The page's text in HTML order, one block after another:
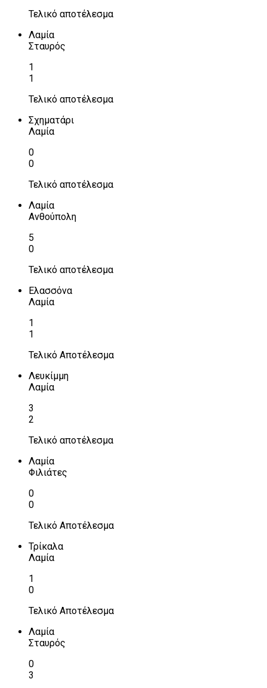
Τελικό αποτέλεσμα
Λαμία
Σταυρός
1
1
Τελικό αποτέλεσμα
Σχηματάρι
Λαμία
0
0
Τελικό αποτέλεσμα
Λαμία
Ανθούπολη
5
0
Τελικό αποτέλεσμα
Ελασσόνα
Λαμία
1
1
Τελικό Αποτέλεσμα
Λευκίμμη
Λαμία
3
2
Τελικό αποτέλεσμα
Λαμία
Φιλιάτες
0
0
Τελικό Αποτέλεσμα
Τρίκαλα
Λαμία
1
0
Τελικό Αποτέλεσμα
Λαμία
Σταυρός
0
3